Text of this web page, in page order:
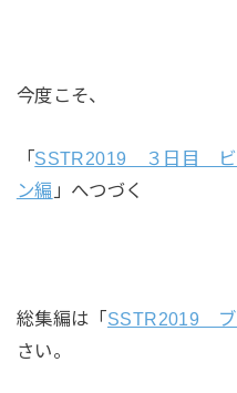
今度こそ、
「 SSTR2019 ３日目 ビ
ン編 」へつづく
総集編は「SSTR2019 ブ
さい。